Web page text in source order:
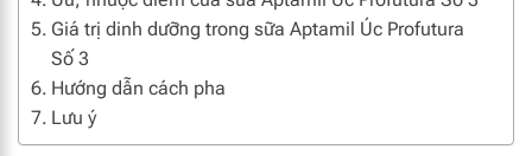
Giá trị dinh dưỡng trong sữa Aptamil Úc Profutura
Số 3
Hướng dẫn cách pha
Lưu ý